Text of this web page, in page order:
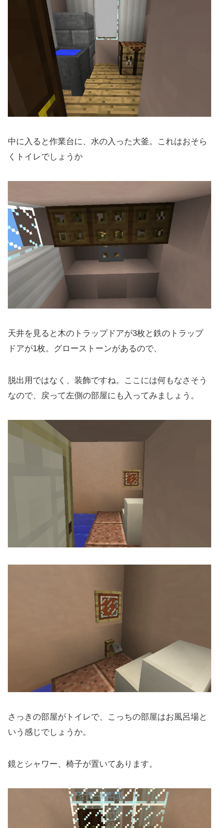
中に入ると作業台に、水の入った大釜。これはおそら
くトイレでしょうか
天井を見ると木のトラップドアが3枚と鉄のトラップ
ドアが1枚。グローストーンがあるので、
脱出用ではなく、装飾ですね。ここには何もなさそう
なので、戻って左側の部屋にも入ってみましょう。
さっきの部屋がトイレで、こっちの部屋はお風呂場と
いう感じでしょうか。
鏡とシャワー、椅子が置いてあります。